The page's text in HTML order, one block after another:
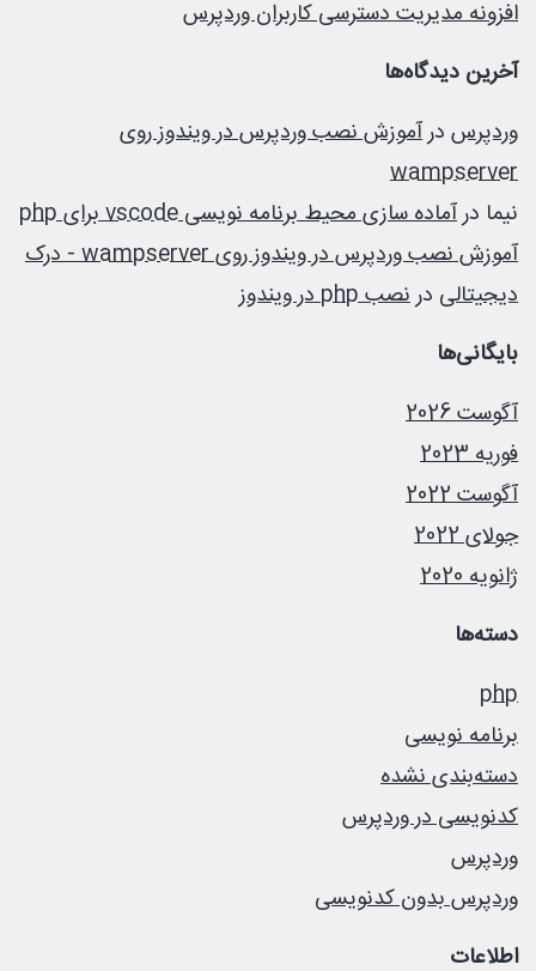
افزونه مدیریت دسترسی کاربران وردپرس
آخرین دیدگاه‌ها
وردپرس درآموزش نصب وردپرس در ویندوز روی
wampserver
نیما درآماده سازی محیط برنامه نویسی vscode برای php
آموزش نصب وردپرس در ویندوز روی wampserver - درک
دیجیتالی درنصب php در ویندوز
بایگانی‌ها
آگوست 2026
فوریه 2023
آگوست 2022
جولای 2022
ژانویه 2020
دسته‌ها
php
برنامه نویسی
دسته‌بندی نشده
کدنویسی در وردپرس
وردپرس
وردپرس بدون کدنویسی
اطلاعات